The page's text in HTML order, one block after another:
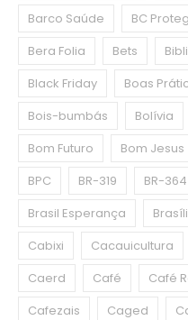
Barco Saúde
BC
Bera Folia
Bets
Black Friday
Boas
Bois-bumbás
Bolívia
Bom Futuro
Bom Jesus
BPC
BR-319 BR-364
Brasil Esperança
Cabixi
Cacauicultura
Caerd
Café
Café
Cafezais
Caged